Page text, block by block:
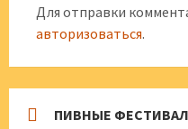
Для отправки
авторизоваться.
ПИВНЫЕ